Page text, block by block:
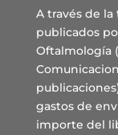
A través de
publicados
Oftalmología
gastos de
importe del